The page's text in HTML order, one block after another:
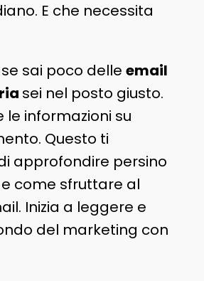
E che necessita
sai poco delle email
sei nel posto giusto.
le informazioni su
Questo ti
approfondire persino
come sfruttare al
Inizia a leggere e
del marketing con